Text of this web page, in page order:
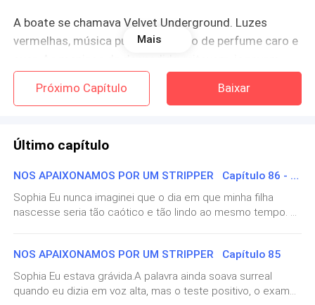
A boate se chamava Velvet Underground. Luzes
vermelhas, música pulsante, cheiro de perfume caro e
dinheiro no palco. Eu me sentei no fundo, com uma
taça de vinho na mão, tentando não parecer uma
Rick.
Ele era perfeito, corpo esculpido como se tivesse sido
feito para ser olhado. Peito largo, braços tatuados,
rosas, serpentes, palavras em latim que eu não
castanhos com mechas douradas que brilhavam sob
as luzes. Ele se movia como se a gravidade não
existisse. Quando a música mudou para algo mais
Mais
Próximo Capítulo Baixar
Último capítulo
NOS APAIXONAMOS POR UM STRIPPER Capítulo 86 - Final do Livro 1
Sophia Eu nunca imaginei que o dia em que minha filha
nascesse seria tão caótico e tão lindo ao mesmo tempo. A
estivesse sendo aberto por dentro. Rick estava deitado ao
meu lado, acordou no mesmo instante em que eu soltei um
gemido baixo. Ele se sentou na cama imediatamente, já
com a mão na minha barriga. — Soph… é hora? Assenti,
NOS APAIXONAMOS POR UM STRIPPER Capítulo 85
Sophia Eu estava grávida.A palavra ainda soava surreal
quando eu dizia em voz alta, mas o teste positivo, o exame